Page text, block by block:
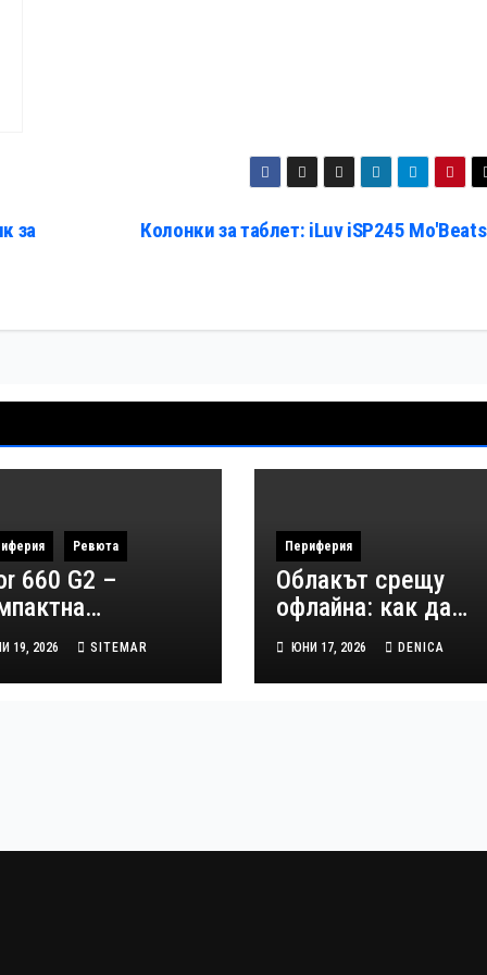
Колонки за таблет: iLuv iSP245
за
Ревюта
660 G2 –
и 26 RGB
19, 2026 SITEMAR
Периферия
Облакът срещу
офлайна: как да
удобството със
сигурността
ЮНИ 17, 2026 DENICA